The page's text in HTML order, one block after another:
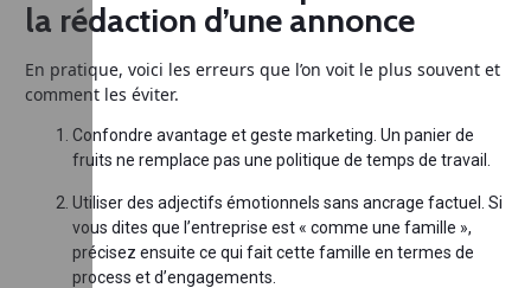
la rédaction d’une annonce
En pratique, voici les erreurs que l’on voit le plus souvent et
comment les éviter.
Confondre avantage et geste marketing. Un panier de
fruits ne remplace pas une politique de temps de travail.
Utiliser des adjectifs émotionnels sans ancrage factuel. Si
vous dites que l’entreprise est « comme une famille »,
précisez ensuite ce qui fait cette famille en termes de
process et d’engagements.